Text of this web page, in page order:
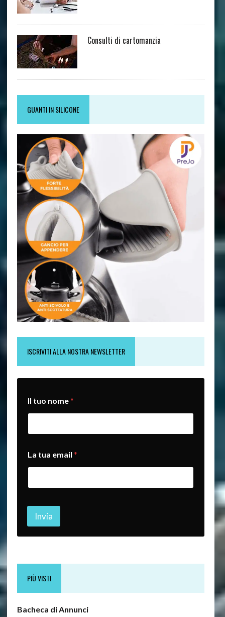
Consulti di cartomanzia
GUANTI IN SILICONE
ISCRIVITI ALLA NOSTRA NEWSLETTER
o
m
*
a
Il tuo nome*
La tua email *
Invia
PIÙ VISTI
Bacheca di Annunci